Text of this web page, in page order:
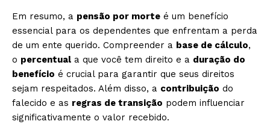
Em resumo, a pensão por morte é um benefício
essencial para os dependentes que enfrentam a perda
de um ente querido. Compreender a base de cálculo,
o percentual a que você tem direito e a duração do
benefício é crucial para garantir que seus direitos
sejam respeitados. Além disso, a contribuição do
falecido e as regras de transição podem influenciar
significativamente o valor recebido.